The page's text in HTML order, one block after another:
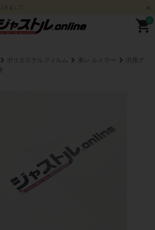
きまして
0
ポリエステルフィルム 東レ ルミラー
汎用グ